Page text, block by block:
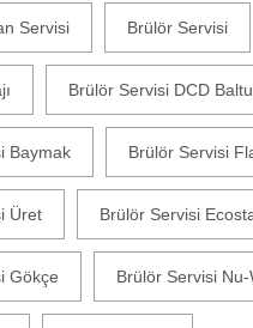
Servisi Brülör Servisi
Brülör Servisi DCD
Baymak Brülör Servisi
Üret Brülör Servisi
Gökçe Brülör Servisi Nu-